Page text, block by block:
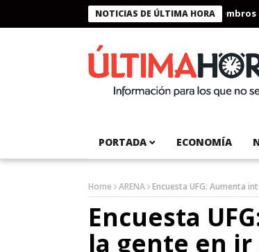
NOTICIAS DE ÚLTIMA HORA
Presidente Bukele condecora a miembros de
PORTADA ECONOMÍA
Home ARENA Encuesta UFG: Aumenta
Encuesta
la gente en